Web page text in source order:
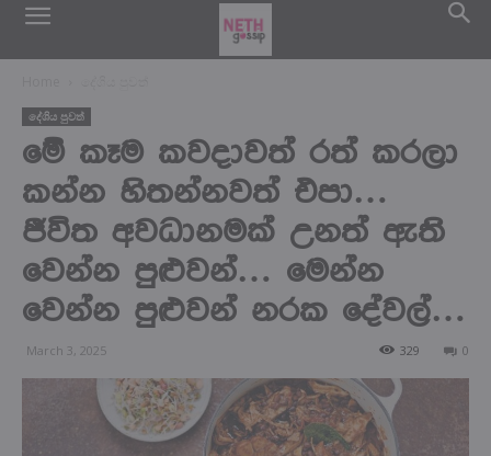
දේශිය පුවත්
මේ කෑම කවදාවත් රත් කරලා
කන්න හිතන්නවත් එපා…
ජීවිත අවධානමක් උනත් ඇති
වෙන්න පුළුවන්… මෙන්න
වෙන්න පුළුවන් නරක දේවල්…
March 3, 2025 0
329